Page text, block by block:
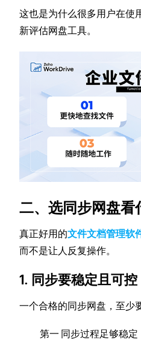
这也是为什么很多用户在使
新评估网盘工具。
二、选同步网盘看
真正好用的文件文档管理软
而不是让人反复操作。
1. 同步要稳定且可控
一个合格的同步网盘，至少
第一 同步过程足够稳定